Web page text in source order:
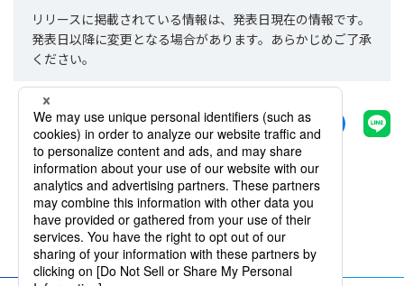
リリースに掲載されている情報は、発表日現在の情報です。
発表日以降に変更となる場合があります。あらかじめご了承
ください。
シェアする
一覧へ戻る